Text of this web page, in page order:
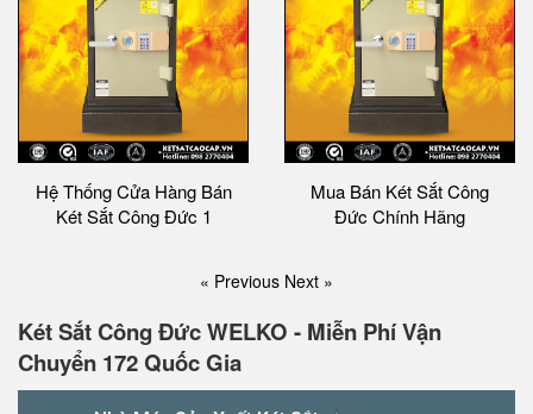
Hệ Thống Cửa Hàng Bán
Két Sắt Công Đức 1
Mua Bán Két Sắt Công
Đức Chính Hãng
« Previous Next »
Két Sắt Công Đức WELKO - Miễn Phí Vận
Chuyển 172 Quốc Gia